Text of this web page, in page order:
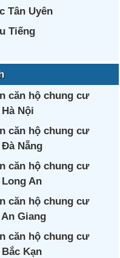
Tân Uyên
Tiếng
căn hộ chung cư
Nội
căn hộ chung cư
Nẵng
căn hộ chung cư
An
căn hộ chung cư
Giang
căn hộ chung cư
Kạn